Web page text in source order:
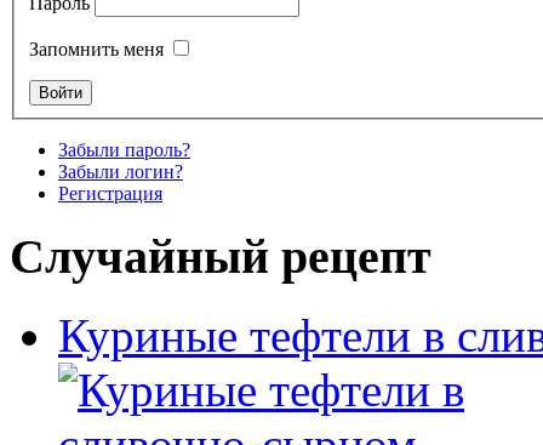
Запомнить меня
Забыли пароль?
Забыли логин?
Регистрация
Случайный рецепт
Куриные тефтели в